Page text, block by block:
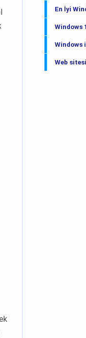
En İyi
Windows
Windows
Web